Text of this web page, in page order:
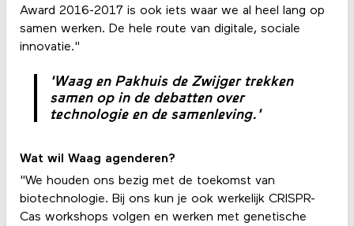
Award 2016-2017 is ook iets waar we al heel lang op
samen werken. De hele route van digitale, sociale
innovatie."
'Waag en Pakhuis de Zwijger trekken
samen op in de debatten over
technologie en de samenleving.'
Wat wil Waag agenderen?
"We houden ons bezig met de toekomst van
biotechnologie. Bij ons kun je ook werkelijk CRISPR-
Cas workshops volgen en werken met genetische